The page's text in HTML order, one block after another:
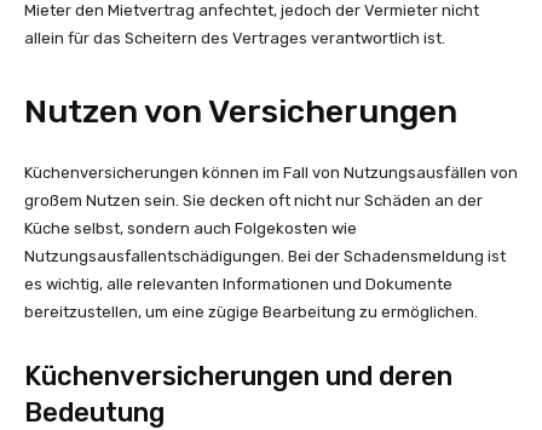
Mieter den Mietvertrag anfechtet, jedoch der Vermieter nicht
allein für das Scheitern des Vertrages verantwortlich ist.
Nutzen von Versicherungen
Küchenversicherungen können im Fall von Nutzungsausfällen von
großem Nutzen sein. Sie decken oft nicht nur Schäden an der
Küche selbst, sondern auch Folgekosten wie
Nutzungsausfallentschädigungen. Bei der Schadensmeldung ist
es wichtig, alle relevanten Informationen und Dokumente
bereitzustellen, um eine zügige Bearbeitung zu ermöglichen.
Küchenversicherungen und deren
Bedeutung